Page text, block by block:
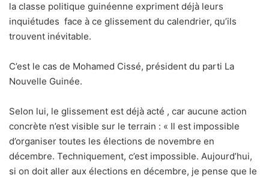
la classe politique guinéenne expriment déjà leurs
inquiétudes face à ce glissement du calendrier, qu’ils
trouvent inévitable.
C’est le cas de Mohamed Cissé, président du parti La
Nouvelle Guinée.
Selon lui, le glissement est déjà acté , car aucune action
concrète n’est visible sur le terrain : « Il est impossible
d’organiser toutes les élections de novembre en
décembre. Techniquement, c’est impossible. Aujourd’hui,
si on doit aller aux élections en décembre, je pense que le